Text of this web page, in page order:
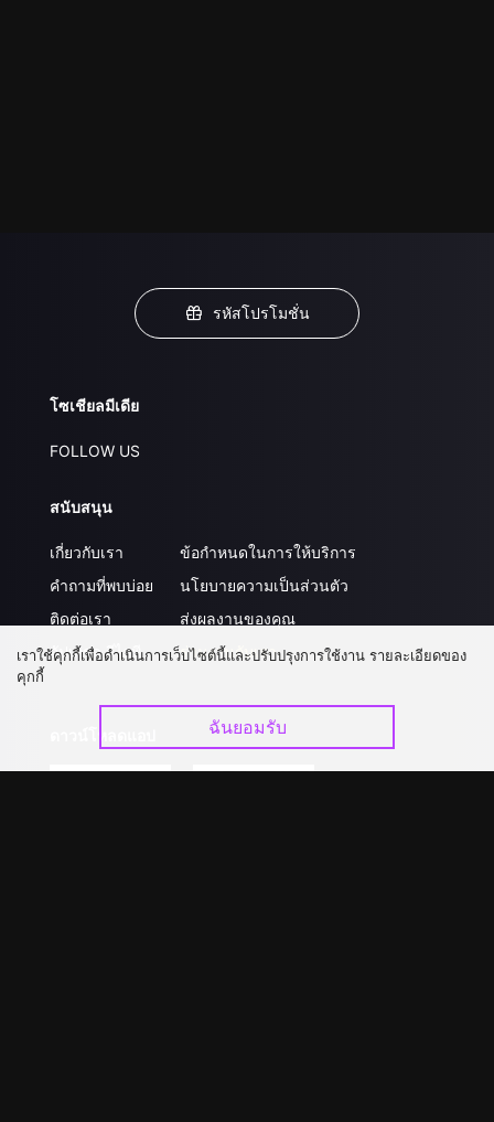
รหัสโปรโมชั่น
โซเชียลมีเดีย
FOLLOW US
สนับสนุน
เกี่ยวกับเรา
คำถามที่พบบ่อย
ติดต่อเรา
อัปเกรด วีไอพี
ข้อกำหนดในการให้บริการ
นโยบายความเป็นส่วนตัว
ส่งผลงานของคุณ
ร่วมงานกับเรา
เราใช้คุกกี้เพื่อดำเนินการเว็บไซต์นี้และปรับปรุงการใช้งาน รายละเอียดของ
คุกกี้
ฉันยอมรับ